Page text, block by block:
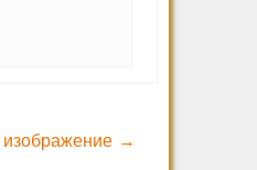
→